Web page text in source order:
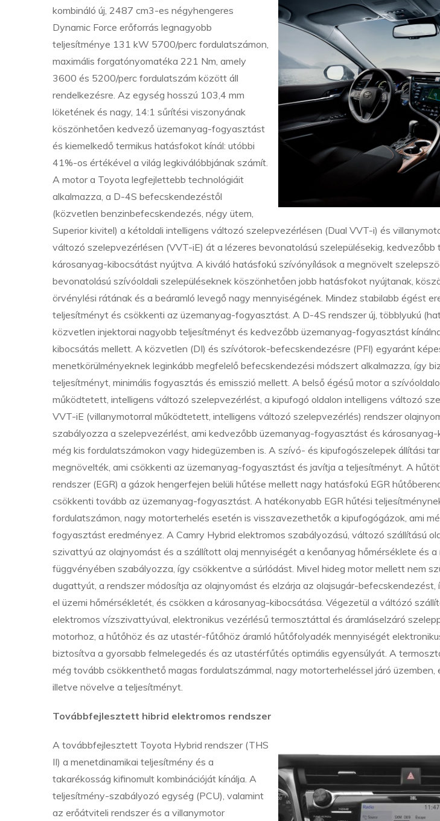
kombináló új, 2487 cm3-es négyhengeres
Dynamic Force erőforrás legnagyobb
teljesítménye 131 kW 5700/perc fordulatszámon,
maximális forgatónyomatéka 221 Nm, amely
3600 és 5200/perc fordulatszám között áll
rendelkezésre. Az egység hosszú 103,4 mm
löketének és nagy, 14:1 sűrítési viszonyának
köszönhetően kedvező üzemanyag-fogyasztást
és kiemelkedő termikus hatásfokot kínál: utóbbi
41%-os értékével a világ legkiválóbbjának számít.
A motor a Toyota legfejlettebb technológiáit
alkalmazza, a D-4S befecskendezéstől
(közvetlen benzinbefecskendezés, négy ütem,
Superior kivitel) a kétoldali intelligens változó szelepvezérlésen (Dual VVT-i) és
változó szelepvezérlésen (VVT-iE) át a lézeres bevonatolású szelepülésekig,
károsanyag-kibocsátást nyújtva. A kiváló hatásfokú szívónyílások a megnövelt
bevonatolású szívóoldali szelepüléseknek köszönhetően jobb hatásfokot nyújtanak,
örvénylési rátának és a beáramló levegő nagy mennyiségének. Mindez stabilabb égést
teljesítményt és csökkenti az üzemanyag-fogyasztást. A D-4S rendszer új, többlyukú
közvetlen injektorai nagyobb teljesítményt és kedvezőbb üzemanyag-fogyasztást
kibocsátás mellett. A közvetlen (DI) és szívótorok-befecskendezésre (PFI) egyaránt
menetkörülményeknek leginkább megfelelő befecskendezési módszert alkalmazza, így
teljesítményt, minimális fogyasztás és emisszió mellett. A belső égésű motor a
működtetett, intelligens változó szelepvezérlést, a kipufogó oldalon intelligens változó
VVT-iE (villanymotorral működtetett, intelligens változó szelepvezérlés) rendszer
szabályozza a szelepvezérlést, ami kedvezőbb üzemanyag-fogyasztást és
még kis fordulatszámokon vagy hidegüzemben is. A szívó- és kipufogószelepek állítási
megnövelték, ami csökkenti az üzemanyag-fogyasztást és javítja a teljesítményt. A
rendszer (EGR) a gázok hengerfejen belüli hűtése mellett nagy hatásfokú EGR
csökkenti tovább az üzemanyag-fogyasztást. A hatékonyabb EGR hűtési
fordulatszámon, nagy motorterhelés esetén is visszavezethetők a kipufogógázok, ami
fogyasztást eredményez. A Camry Hybrid elektromos szabályozású, változó szállítású
szivattyú az olajnyomást és a szállított olaj mennyiségét a kenőanyag hőmérséklete és
függvényében szabályozza, így csökkentve a súrlódást. Mivel hideg motor mellett nem
dugattyút, a rendszer módosítja az olajnyomást és elzárja az olajsugár-
el üzemi hőmérsékletét, és csökken a károsanyag-kibocsátása. Végezetül a váltózó
elektromos vízszivattyúval, elektronikus vezérlésű termosztáttal és áramláselzáró
motorhoz, a hűtőhöz és az utastér-fűtőhöz áramló hűtőfolyadék mennyiségét
biztosítva a gyorsabb felmelegedés és az utastérfűtés optimális egyensúlyát. A
még tovább csökkenthető magas fordulatszámmal, nagy motorterheléssel járó üzemben,
illetve növelve a teljesítményt.
Továbbfejlesztett hibrid elektromos rendszer
A továbbfejlesztett Toyota Hybrid rendszer (THS
II) a menetdinamikai teljesítmény és a
takarékosság kifinomult kombinációját kínálja. A
teljesítmény-szabályozó egység (PCU), valamint
az erőátviteli rendszer és a villanymotor